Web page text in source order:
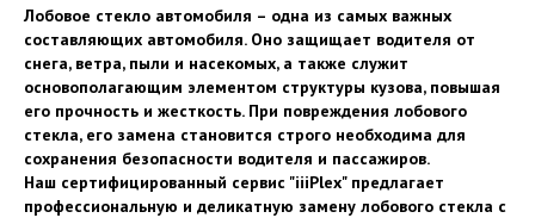
Лобовое стекло автомобиля – одна из самых важных
составляющих автомобиля. Оно защищает водителя от
снега, ветра, пыли и насекомых, а также служит
основополагающим элементом структуры кузова, повышая
его прочность и жесткость. При повреждения лобового
стекла, его замена становится строго необходима для
сохранения безопасности водителя и пассажиров.
Наш сертифицированный сервис "iiiPlex" предлагает
профессиональную и деликатную замену лобового стекла с